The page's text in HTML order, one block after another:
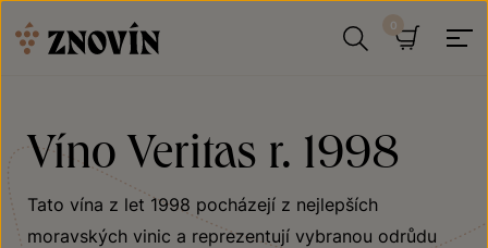
Víno Veritas r. 1998
Tato vína z let 1998 pocházejí z nejlepších
moravských vinic a reprezentují vybranou odrůdu